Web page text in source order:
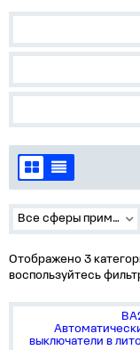
Все сферы применения
Отображено 3
воспользуйтесь
выключатели в